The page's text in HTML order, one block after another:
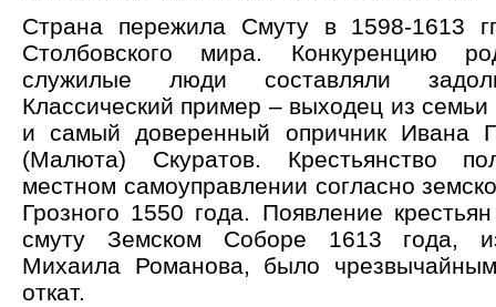
Страна пережила Смуту в 1598-1613
Столбовского мира. Конкуренцию
служилые люди составляли
Классический пример – выходец из семьи
и самый доверенный опричник Ивана
(Малюта) Скуратов. Крестьянство
местном самоуправлении согласно
Грозного 1550 года. Появление
смуту Земском Соборе 1613 года,
Михаила Романова, было
откат.